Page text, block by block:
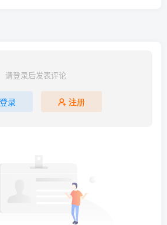
请登录后发表评论
登录 注册